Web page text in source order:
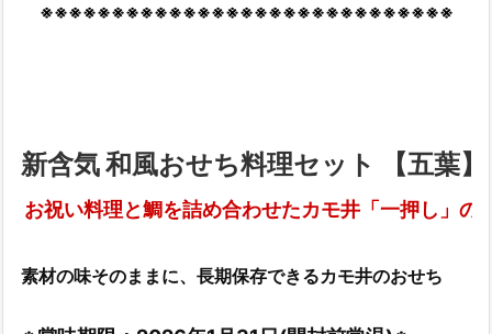
※※※※※※※※※※※※※※※※※※※※※※※※※※※※※
新含気 和風おせち料理セット 【五葉
お祝い料理と鯛を詰め合わせたカモ井「一押し」の
素材の味そのままに、長期保存できるカモ井のおせち